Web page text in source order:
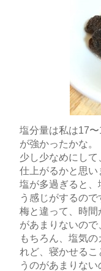
塩分量は私は17
が強かったかな。
少し少なめにして
仕上がるかと思い
塩が多過ぎると
う感じがするので
梅と違って、時
があまりないので
もちろん、塩気
れど、寝かせる
うのがあまりない